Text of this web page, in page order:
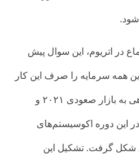
در اتریوم، این سوال پیش
همه سرمایه را صرف این کار
کرده‌اند؟ اما جواب سوال با نگاهی به بازار صعودی ۲۰۲۱ و
این دوره اکوسیستم‌های
شکل گرفت. تشکیل این